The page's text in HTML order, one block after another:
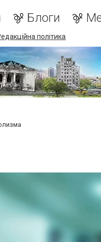
Блоги
політика